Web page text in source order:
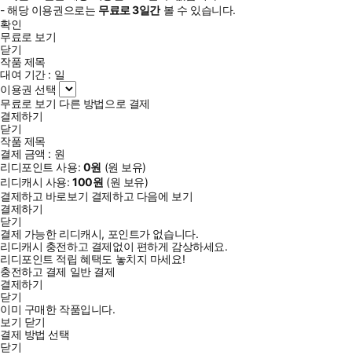
- 해당 이용권으로는 무료로3일간볼 수 있습니다.
확인
무료로 보기
닫기
작품 제목
대여 기간 : 일
이용권 선택
무료로 보기 다른 방법으로 결제
결제하기
닫기
작품 제목
결제 금액 : 원
리디포인트 사용: 0원 (원 보유)
리디캐시 사용:100원 (원 보유)
결제하고 바로보기 결제하고 다음에 보기
결제하기
닫기
결제 가능한 리디캐시, 포인트가 없습니다.
리디캐시 충전하고 결제없이 편하게 감상하세요.
리디포인트 적립 혜택도 놓치지 마세요!
충전하고 결제 일반 결제
결제하기
닫기
이미 구매한 작품입니다.
보기 닫기
결제 방법 선택
닫기